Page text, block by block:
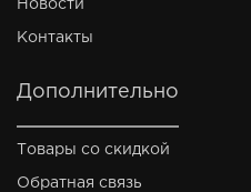
Новости
Контакты
Дополнительно
Товары со скидкой
Обратная связь